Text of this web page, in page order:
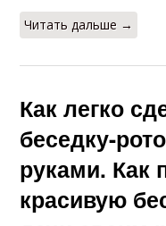
Читать дальше →
Как легко
беседку-
руками. Как
красивую